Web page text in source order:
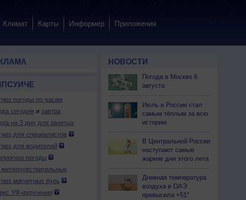
Климат Карты Информер Приложения
чт 6 чт 6 чт
19:00 21:00
6 чт
22:00
6 чт
23:00
7 пт
0:00
7 пт
погоды по часам
сегодня и завтра
на 3 дня для занятых
для специалистов
для водителей
погоды
магнитных бурь
УФ-излучения
НОВОСТИ
Погода в Москве 6
августа
Июль в России стал
самым тёплым за всю
историю
В Центральной России
наступают самые
жаркие дни этого лета
Дневная температура
воздуха в ОАЭ
превысила +51°